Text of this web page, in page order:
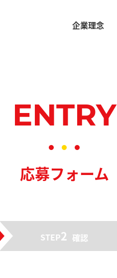
企業理念
ENTRY
応募フォーム
STEP2 確認